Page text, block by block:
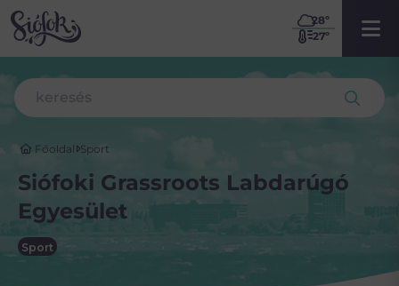
28º
27º
Főoldal Sport
Siófoki Grassroots Labdarúgó
Egyesület
Sport